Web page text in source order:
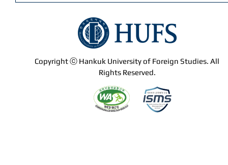
Copyright ⓒ Hankuk University of Foreign Studies. All
Rights Reserved.